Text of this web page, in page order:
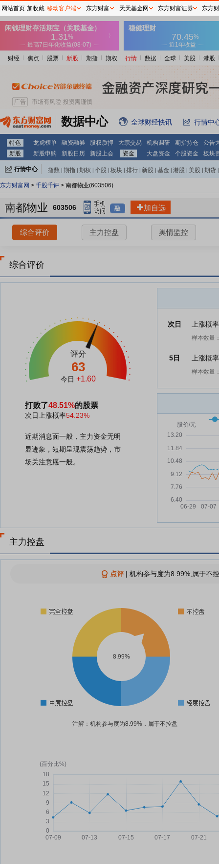
财经 焦点 股票 新股 期指 期权 行情 数据 全球 美股 港股
数据中心 全球财经快讯 行情中
特色 龙虎榜单 融资融券 股权质押 大宗交易 机构调研 期指持仓
公告
新股
新股申购 新股日历 新股上会 资金 大盘资金 个股资金 板块
行情中心 指数 期指 期权 个股 板块 排行 新股 基金 港股 美股 期货
东方财富网 > 千股千评 > 南都物业(603506)
南都物业 603506 融 加自选
综合评价 主力控盘 舆情监控
综合评价
评分
63
今日 +1.60
打败了48.51%的股票
次日上涨概率54.23%
近期消息面一般，主力资金无明
显迹象，短期呈现震荡趋势，市
场关注意愿一般。
次日 上涨概
样本数量
5日 上涨概
样本数量
主力控盘
点评| 机构参与度为8.99%,属于不
8.99%
注解：机构参与度为8.99%，属于不控盘
网站首页 加收藏 移动客户端 东方财富 天天基金网 东方财富证券 东方